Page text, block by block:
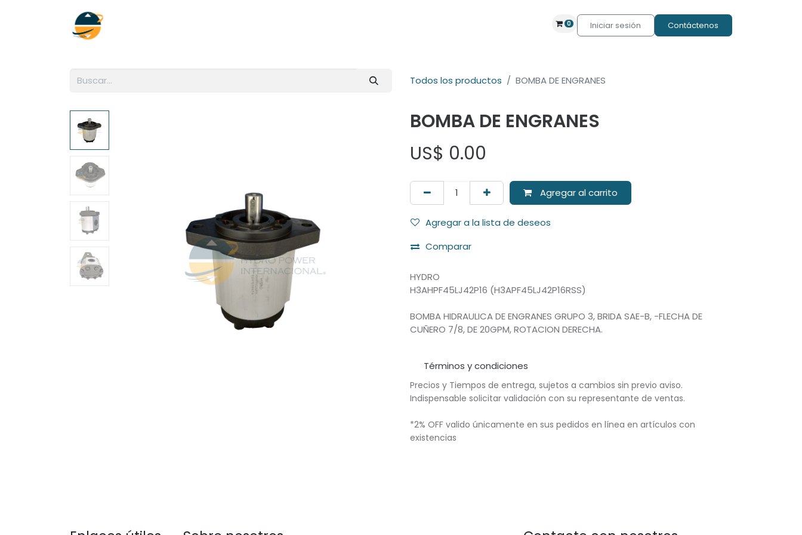
0 Iniciar sesión Contáctenos
Todos los productos BOMBA DE ENGRANES
BOMBA DE ENGRANES
US$ 0.00
Agregar al carrito
Agregar a la lista de deseos
Comparar
HYDRO
H3AHPF45LJ42P16 (H3APF45LJ42P16RSS)
BOMBA HIDRAULICA DE ENGRANES GRUPO 3, BRIDA SAE-B, -FLECHA DE
CUÑERO 7/8, DE 20GPM, ROTACION DERECHA.
Términos y condiciones
Precios y Tiempos de entrega, sujetos a cambios sin previo aviso.
Indispensable solicitar validación con su representante de ventas.
*2% OFF valido únicamente en sus pedidos en línea en artículos con
existencias